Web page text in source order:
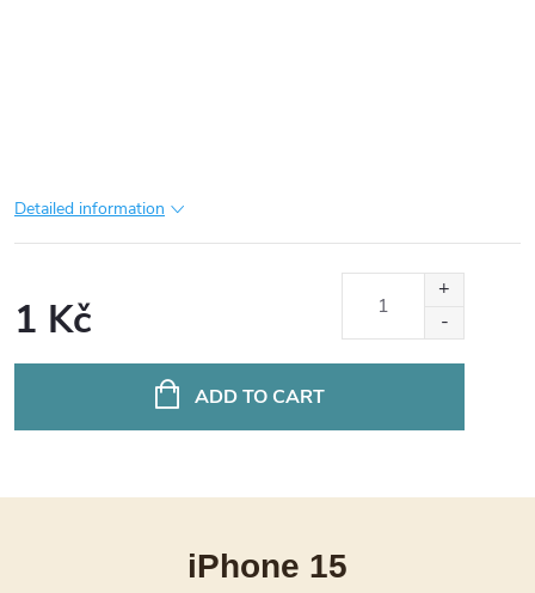
Detailed information
1 Kč
ADD TO CART
iPhone 15